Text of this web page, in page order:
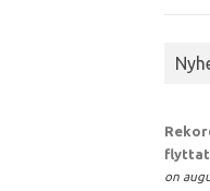
flyttat
on